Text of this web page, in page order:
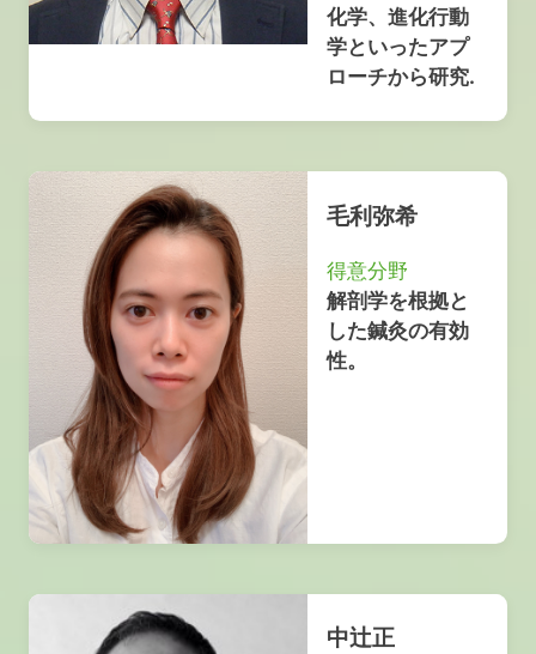
化学、進化行動
学といったアプ
ローチから研究.
毛利弥希
得意分野
解剖学を根拠と
した鍼灸の有効
性。
中辻正